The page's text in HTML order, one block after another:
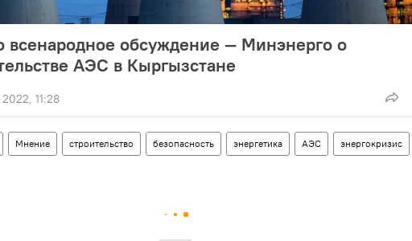
всенародное обсуждение — Минэнерго о
АЭС в Кыргызстане
11:28
Мнение строительство безопасность энергетика АЭС энергокризис